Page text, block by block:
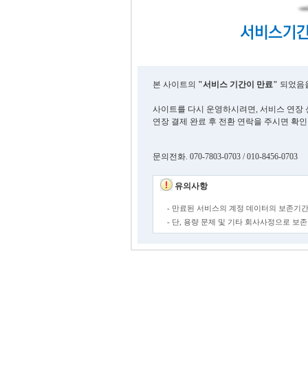
본 사이트의 "서비스 기간이 만료" 되었음
사이트를 다시 운영하시려면, 서비스 연장
연장 결제 완료 후 전환 연락을 주시면 확
문의전화. 070-7803-0703 / 010-8456-0703
유의사항
- 만료된 서비스의 계정 데이터의 보존기
- 단, 용량 문제 및 기타 회사사정으로 보